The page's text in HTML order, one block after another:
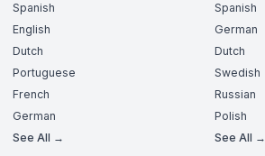
Spanish
English
Dutch
Portuguese
French
German
See All →
Spanish
German
Dutch
Swedish
Russian
Polish
See All →